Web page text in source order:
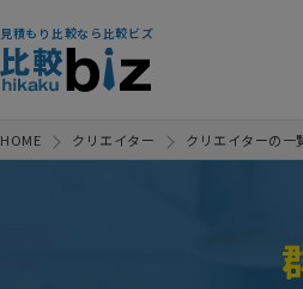
見積もり比較なら比較ビズ
HOME クリエイター クリエイターの一